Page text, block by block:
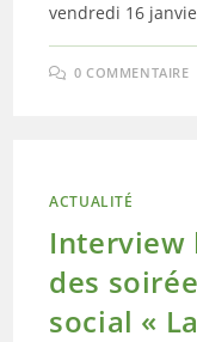
vendredi 16
0 COMMENTAIRE
ACTUALITÉ
Interview
des
social «